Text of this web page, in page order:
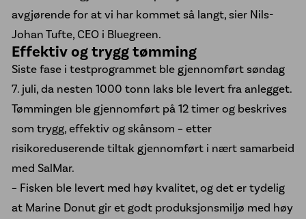
avgjørende for at vi har kommet så langt, sier Nils-
Johan Tufte, CEO i Bluegreen.
Effektiv og trygg tømming
Siste fase i testprogrammet ble gjennomført søndag
7. juli, da nesten 1000 tonn laks ble levert fra anlegget.
Tømmingen ble gjennomført på 12 timer og beskrives
som trygg, effektiv og skånsom – etter
risikoreduserende tiltak gjennomført i nært samarbeid
med SalMar.
– Fisken ble levert med høy kvalitet, og det er tydelig
at Marine Donut gir et godt produksjonsmiljø med høy